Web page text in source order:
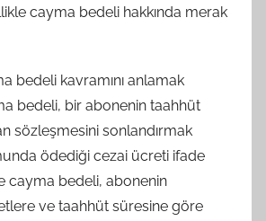
cayma bedeli hakkında merak
bedeli kavramını anlamak
bedeli, bir abonenin taahhüt
sözleşmesini sonlandırmak
ödediği cezai ücreti ifade
cayma bedeli, abonenin
ve taahhüt süresine göre